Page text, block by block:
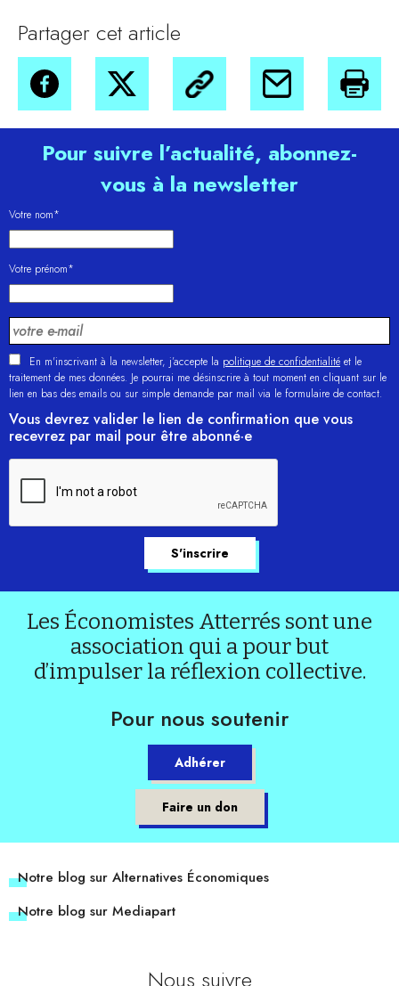
Partager cet article
Pour suivre l’actualité, abonnez-
vous à la newsletter
Votre nom*
Votre prénom*
En m'inscrivant à la newsletter, j’accepte la politique de confidentialité et le
traitement de mes données. Je pourrai me désinscrire à tout moment en cliquant sur le
lien en bas des emails ou sur simple demande par mail via le formulaire de contact.
Vous devrez valider le lien de confirmation que vous
recevrez par mail pour être abonné·e
Les Économistes Atterrés sont une
association qui a pour but
d’impulser la réflexion collective.
Pour nous soutenir
Adhérer
Faire un don
Notre blog sur Alternatives Économiques
Notre blog sur Mediapart
Nous suivre